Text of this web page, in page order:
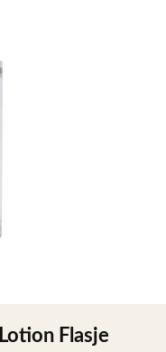
Flasje